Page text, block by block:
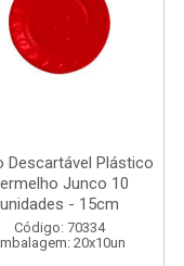
Descartável Plástico
Junco 10
unidades - 15cm
Código: 70334
20x10un